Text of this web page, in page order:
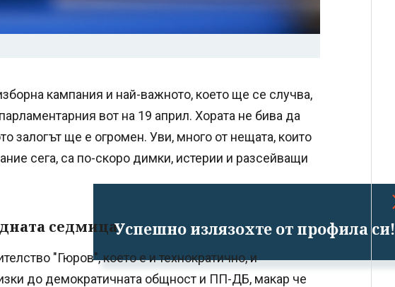
Успешно излязохте от профила си!
кампания и най-важното, което ще се случва,
вот на 19 април. Хората не бива да
залогът ще е огромен. Уви, много от нещата, които
сега, са по-скоро димки, истерии и разсейващи
седмица
"Гюров", което е и технократично, и
до демократичната общност и ПП-ДБ, макар че